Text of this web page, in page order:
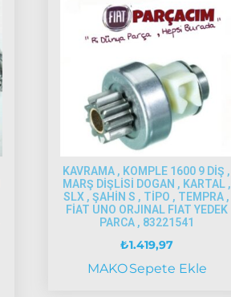
KAVRAMA , KOMPLE 1600 9 DİŞ ,
MARŞ DİŞLİSİ DOGAN , KARTAL ,
SLX , ŞAHİN S , TİPO , TEMPRA ,
FİAT UNO ORJINAL FIAT YEDEK
PARCA , 83221541
₺1.419,97
MAKOSepete Ekle